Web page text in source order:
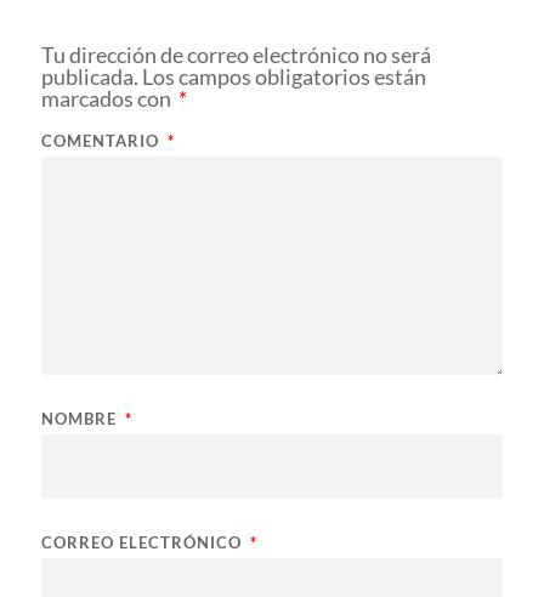
Tu dirección de correo electrónico no será
publicada. Los campos obligatorios están
marcados con *
COMENTARIO *
NOMBRE *
CORREO ELECTRÓNICO *